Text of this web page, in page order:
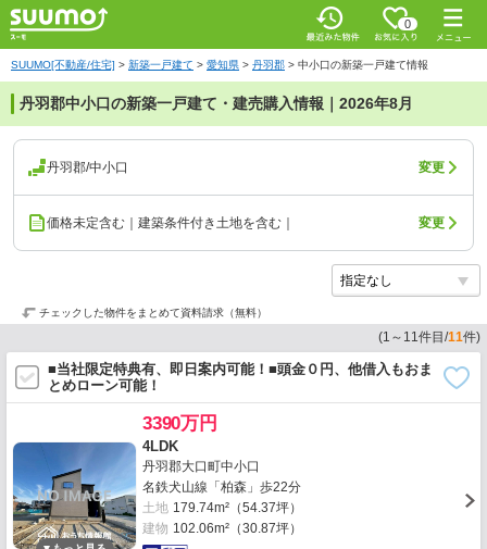
0
SUUMO[不動産/住宅] > 新築一戸建て > 愛知県 > 丹羽郡 > 中小口の新築一戸建て情報
丹羽郡中小口の新築一戸建て・建売購入情報｜2026年8月
丹羽郡/中小口 変更
価格未定含む｜建築条件付き土地を含む｜ 変更
チェックした物件をまとめて資料請求（無料）
(1 ～ 11件目/11件)
■当社限定特典有、即日案内可能！■頭金０円、他借入もおま
とめローン可能！
3390万円
4LDK
丹羽郡大口町中小口
名鉄犬山線「柏森」歩22分
土地 179.74m²（54.37坪）
建物 102.06m²（30.87坪）